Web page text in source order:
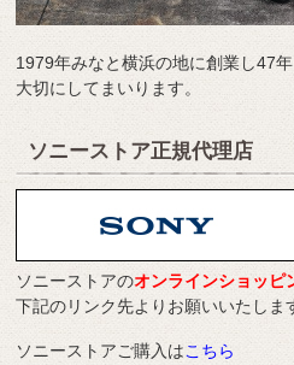
1979年みなと横浜の地に創業し47
大切にしてまいります。
ソニーストア正規代理店
ソニーストアのオンラインショッピ
下記のリンク先よりお願いいたしま
ソニーストアご購入はこちら